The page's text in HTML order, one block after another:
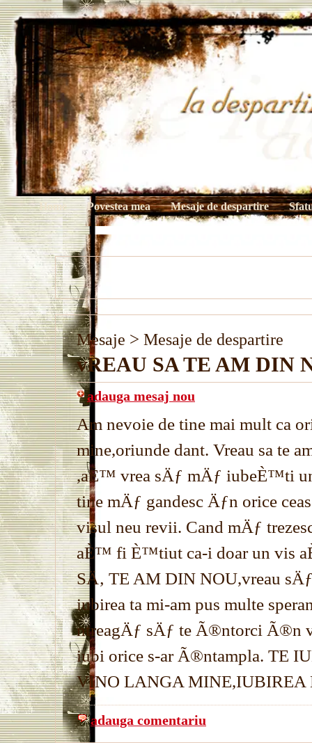
Home Povestea mea Mesaje de despartire
Mesaje > Mesaje de despartire
vREAU SA TE AM DIN
adauga mesaj nou
Am nevoie de tine mai mult ca
mine,oriunde dant. Vreau sa te
,aÈ™ vrea sÄƒ mÄƒ iubeÈ™ti
tine mÄƒ gandesc Äƒn orice
visul neu revii. Cand mÄƒ
aÈ™ fi È™tiut ca-i doar un vis
SÄ‚ TE AM DIN NOU,vreau
iubirea ta mi-am pus multe
ntreagÄƒ sÄƒ te Ã®ntorci Ã®n
iubi orice s-ar Ã®ntampla. TE
VINO LANGA
adauga comentariu